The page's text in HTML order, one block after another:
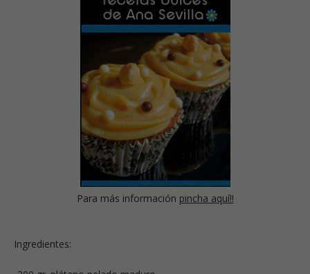
Para más información pincha aquí!!
Ingredientes: